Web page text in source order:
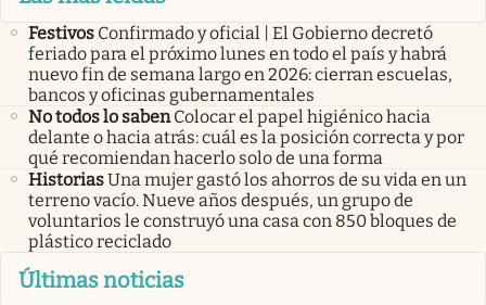
Festivos Confirmado y oficial | El Gobierno decretó
feriado para el próximo lunes en todo el país y habrá
nuevo fin de semana largo en 2026: cierran escuelas,
bancos y oficinas gubernamentales
No todos lo saben Colocar el papel higiénico hacia
delante o hacia atrás: cuál es la posición correcta y por
qué recomiendan hacerlo solo de una forma
HistoriasUna mujer gastó los ahorros de su vida en un
terreno vacío. Nueve años después, un grupo de
voluntarios le construyó una casa con 850 bloques de
plástico reciclado
Últimas noticias